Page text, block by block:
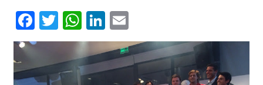
Facebook
Twitter
WhatsApp
LinkedIn
Email